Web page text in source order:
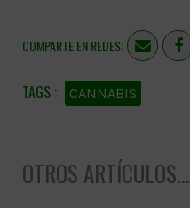
COMPARTE EN REDES:
CANNABIS
OTROS ARTÍCULOS...